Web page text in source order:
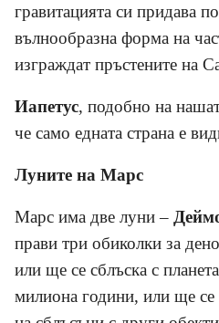
гравитацията си придава
вълнообразна форма на
изграждат пръстените на
Иапетус, подобно на
че само едната страна е
Луните на Марс
Марс има две луни –
прави три обиколки за
или ще се сблъска с
милиона години, или ще се